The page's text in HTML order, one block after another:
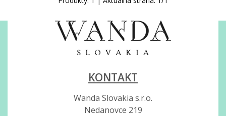
KONTAKT
Wanda Slovakia s.r.o.
Nedanovce 219